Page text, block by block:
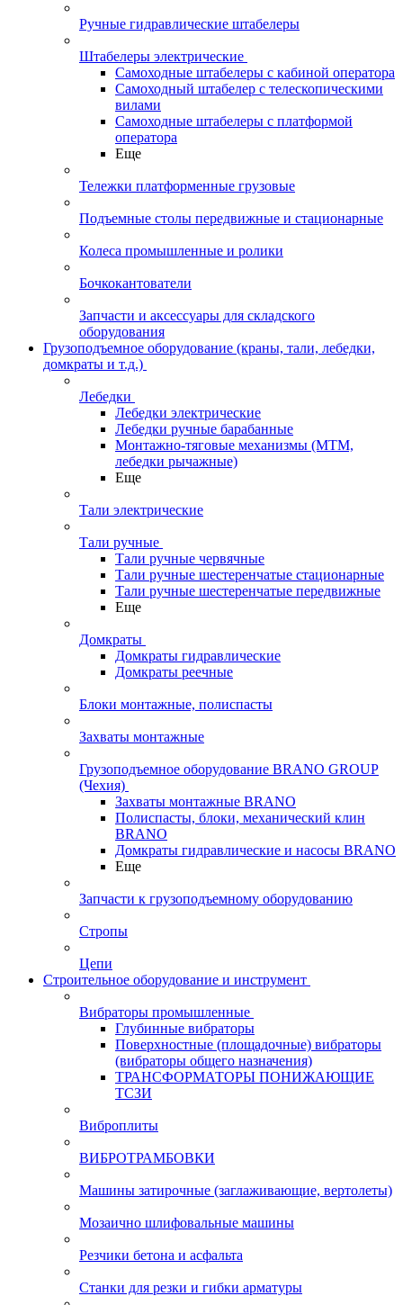
Ручные гидравлические штабелеры
Штабелеры электрические
Самоходные штабелеры с кабиной оператора
Самоходный штабелер с телескопическими
вилами
Самоходные штабелеры с платформой
оператора
Еще
Тележки платформенные грузовые
Подъемные столы передвижные и стационарные
Колеса промышленные и ролики
Бочкокантователи
Запчасти и аксессуары для складского
оборудования
Грузоподъемное оборудование (краны, тали, лебедки,
домкраты и т.д.)
Лебедки
Лебедки электрические
Лебедки ручные барабанные
Монтажно-тяговые механизмы (МТМ,
лебедки рычажные)
Еще
Тали электрические
Тали ручные
Тали ручные червячные
Тали ручные шестеренчатые стационарные
Тали ручные шестеренчатые передвижные
Еще
Домкраты
Домкраты гидравлические
Домкраты реечные
Блоки монтажные, полиспасты
Захваты монтажные
Грузоподъемное оборудование BRANO GROUP
(Чехия)
Захваты монтажные BRANO
Полиспасты, блоки, механический клин
BRANO
Домкраты гидравлические и насосы BRANO
Еще
Запчасти к грузоподъемному оборудованию
Стропы
Цепи
Строительное оборудование и инструмент
Вибраторы промышленные
Глубинные вибраторы
Поверхностные (площадочные) вибраторы
(вибраторы общего назначения)
ТРАНСФОРМАТОРЫ ПОНИЖАЮЩИЕ
ТСЗИ
Виброплиты
ВИБРОТРАМБОВКИ
Машины затирочные (заглаживающие, вертолеты)
Мозаично шлифовальные машины
Резчики бетона и асфальта
Станки для резки и гибки арматуры